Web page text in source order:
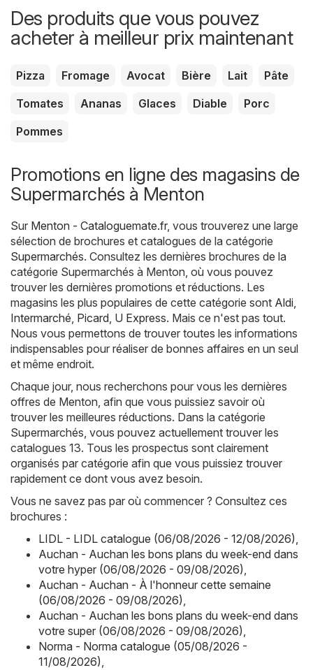
Des produits que vous pouvez
acheter à meilleur prix maintenant
Pizza Fromage Avocat Bière Lait
Pâte
Tomates
Ananas Glaces Diable
Porc
Pommes
Promotions en ligne des magasins de
Supermarchés à Menton
Sur Menton - Cataloguemate.fr, vous trouverez une large
sélection de brochures et catalogues de la catégorie
Supermarchés. Consultez les dernières brochures de la
catégorie Supermarchés à Menton, où vous pouvez
trouver les dernières promotions et réductions. Les
magasins les plus populaires de cette catégorie sont Aldi,
Intermarché, Picard, U Express. Mais ce n'est pas tout.
Nous vous permettons de trouver toutes les informations
indispensables pour réaliser de bonnes affaires en un seul
et même endroit.
Chaque jour, nous recherchons pour vous les dernières
offres de Menton, afin que vous puissiez savoir où
trouver les meilleures réductions. Dans la catégorie
Supermarchés, vous pouvez actuellement trouver les
catalogues 13. Tous les prospectus sont clairement
organisés par catégorie afin que vous puissiez trouver
rapidement ce dont vous avez besoin.
Vous ne savez pas par où commencer ? Consultez ces
brochures :
LIDL - LIDL catalogue (06/08/2026 - 12/08/2026),
Auchan - Auchan les bons plans du week-end dans
votre hyper (06/08/2026 - 09/08/2026),
Auchan - Auchan - À l'honneur cette semaine
(06/08/2026 - 09/08/2026),
Auchan - Auchan les bons plans du week-end dans
votre super (06/08/2026 - 09/08/2026),
Norma - Norma catalogue (05/08/2026 -
11/08/2026),